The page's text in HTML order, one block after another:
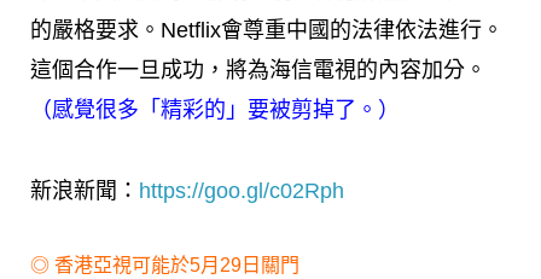
的嚴格要求。Netflix會尊重中國的法律依法進行。
這個合作一旦成功，將為海信電視的內容加分。
（感覺很多「精彩的」要被剪掉了。）
新浪新聞： https://goo.gl/c02Rph
◎ 香港亞視可能於5月29日關門